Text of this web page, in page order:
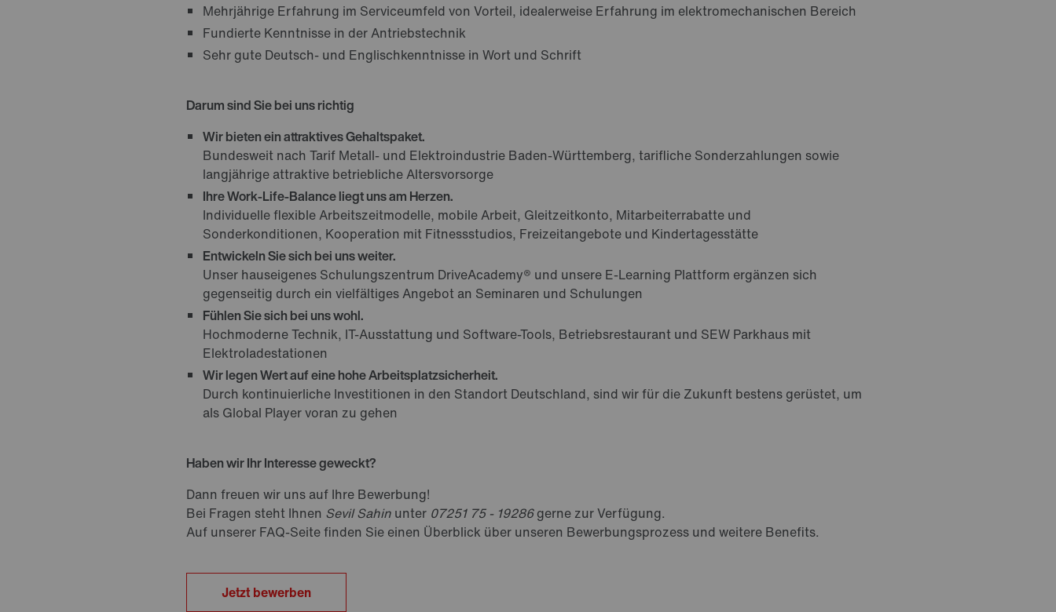
Mehrjährige Erfahrung im Serviceumfeld von Vorteil, idealerweise Erfahrung im elektromechanischen Bereich
Fundierte Kenntnisse in der Antriebstechnik
Sehr gute Deutsch- und Englischkenntnisse in Wort und Schrift
Darum sind Sie bei uns richtig
Wir bieten ein attraktives Gehaltspaket.
Bundesweit nach Tarif Metall- und Elektroindustrie Baden-Württemberg, tarifliche Sonderzahlungen sowie
langjährige attraktive betriebliche Altersvorsorge
Ihre Work-Life-Balance liegt uns am Herzen.
Individuelle flexible Arbeitszeitmodelle, mobile Arbeit, Gleitzeitkonto, Mitarbeiterrabatte und
Sonderkonditionen, Kooperation mit Fitnessstudios, Freizeitangebote und Kindertagesstätte
Entwickeln Sie sich bei uns weiter.
Unser hauseigenes Schulungszentrum DriveAcademy® und unsere E-Learning Plattform ergänzen sich
gegenseitig durch ein vielfältiges Angebot an Seminaren und Schulungen
Fühlen Sie sich bei uns wohl.
Hochmoderne Technik, IT-Ausstattung und Software-Tools, Betriebsrestaurant und SEW Parkhaus mit
Elektroladestationen
Wir legen Wert auf eine hohe Arbeitsplatzsicherheit.
Durch kontinuierliche Investitionen in den Standort Deutschland, sind wir für die Zukunft bestens gerüstet, um
als Global Player voran zu gehen
Haben wir Ihr Interesse geweckt?
Dann freuen wir uns auf Ihre Bewerbung!
Bei Fragen steht Ihnen Sevil Sahin unter 07251 75 - 19286gerne zur Verfügung.
Auf unserer FAQ-Seite finden Sie einen Überblick über unseren Bewerbungsprozess und weitere Benefits.
Jetzt bewerben